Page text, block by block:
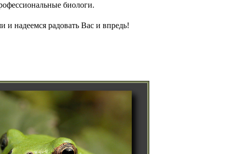
биологи.
надеемся радовать Вас и впредь!